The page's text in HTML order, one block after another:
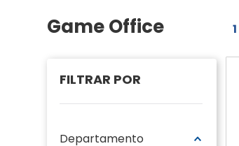
Game Office
Departamento
1